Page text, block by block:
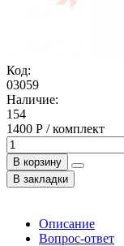
Код:
03059
Наличие:
154
1400 Р / комплект
В корзину
В закладки
Описание
Вопрос-ответ